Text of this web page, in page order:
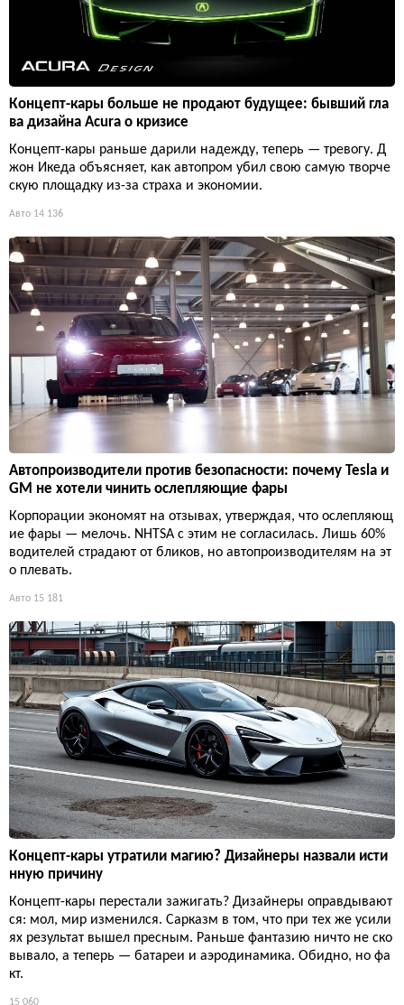
Концепт-кары больше не продают будущее: бывший гла
ва дизайна Acura о кризисе
Концепт-кары раньше дарили надежду, теперь — тревогу. Д
жон Икеда объясняет, как автопром убил свою самую творче
скую площадку из-за страха и экономии.
Авто 14 136
Автопроизводители против безопасности: почему Tesla и
GM не хотели чинить ослепляющие фары
Корпорации экономят на отзывах, утверждая, что ослепляющ
ие фары — мелочь. NHTSA с этим не согласилась. Лишь 60%
водителей страдают от бликов, но автопроизводителям на эт
о плевать.
Авто 15 181
Концепт-кары утратили магию? Дизайнеры назвали исти
нную причину
Концепт-кары перестали зажигать? Дизайнеры оправдывают
ся: мол, мир изменился. Сарказм в том, что при тех же усили
ях результат вышел пресным. Раньше фантазию ничто не ско
вывало, а теперь — батареи и аэродинамика. Обидно, но фа
кт.
15 060